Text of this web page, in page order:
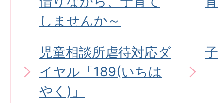
しませんか～
児童相談所虐待対応ダ
イヤル「189(いちは
やく)」